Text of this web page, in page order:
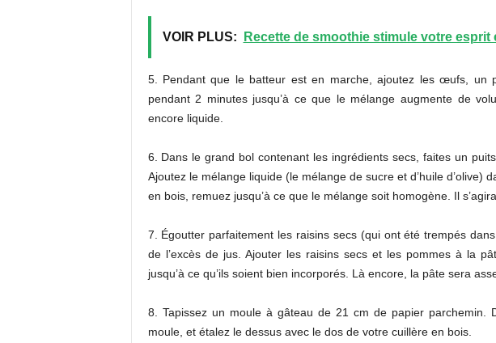
VOIR PLUS: Recette de smoothie stimule votre
5. Pendant que le batteur est en marche, ajoutez les œufs, un
pendant 2 minutes jusqu’à ce que le mélange augmente de
encore liquide.
6. Dans le grand bol contenant les ingrédients secs, faites un
Ajoutez le mélange liquide (le mélange de sucre et d’huile d’olive)
en bois, remuez jusqu’à ce que le mélange soit homogène. Il
7. Égoutter parfaitement les raisins secs (qui ont été trempés
de l’excès de jus. Ajouter les raisins secs et les pommes à la
jusqu’à ce qu’ils soient bien incorporés. Là encore, la pâte sera
8. Tapissez un moule à gâteau de 21 cm de papier parchemin.
moule, et étalez le dessus avec le dos de votre cuillère en bois.